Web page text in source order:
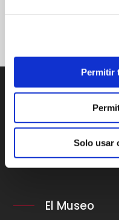
Permitir
Solo usar
El Museo